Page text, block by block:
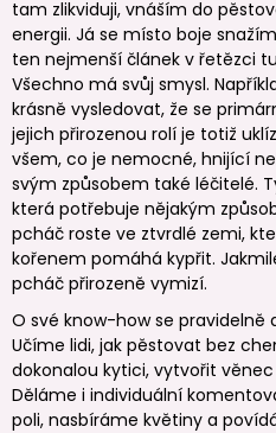
tam zlikviduji, vnáším do
energii. Já se místo boje
ten nejmenší článek v řetězci
Všechno má svůj smysl.
krásně vysledovat, že se
jejich přirozenou rolí je totiž
všem, co je nemocné, hnijící
svým způsobem také léčitelé.
která potřebuje nějakým
pcháč roste ve ztvrdlé zemi,
kořenem pomáhá kypřit.
pcháč přirozeně vymizí.
O své know-how se pravidelně
Učíme lidi, jak pěstovat bez
dokonalou kytici, vytvořit
Děláme i individuální
poli, nasbíráme květiny a